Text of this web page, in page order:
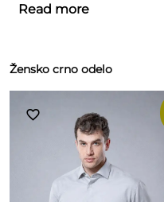
Read more
Žensko crno odelo